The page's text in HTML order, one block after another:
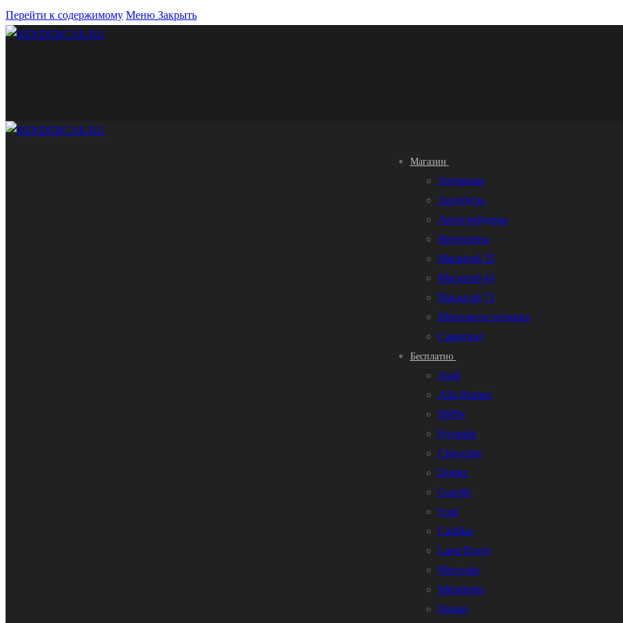
Перейти к содержимому Меню Закрыть
Магазин
Автокран
Автобусы
Автогрейдеры
Вертолеты
Масштаб 35
Масштаб 43
Масштаб 72
Мото-вело техника
Самосвал
Бесплатно
Audi
Alfa Romeo
BMW
Hyundai
Chevrolet
Dodge
Gazelle
Ford
Cadillac
Land Rover
Mercedes
Mitsubishi
Nissan